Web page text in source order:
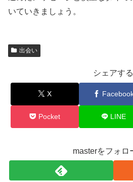
いていきましょう。
出会い
シェアする
X
Pocket LINE
masterをフォロ